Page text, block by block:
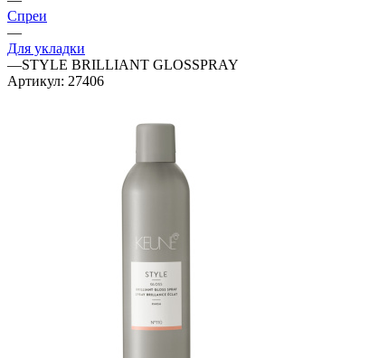
Спреи
—
Для укладки
—STYLE BRILLIANT GLOSSPRAY
Артикул: 27406